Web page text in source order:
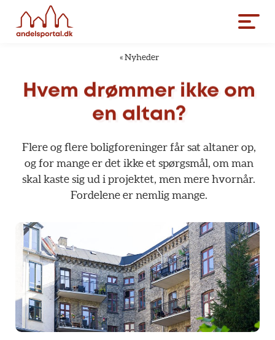
« Nyheder
Hvem drømmer ikke om
en altan?
Flere og flere boligforeninger får sat altaner op,
og for mange er det ikke et spørgsmål, om man
skal kaste sig ud i projektet, men mere hvornår.
Fordelene er nemlig mange.